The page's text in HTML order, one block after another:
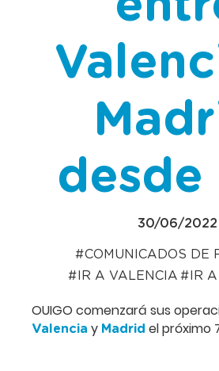
desde
30/06/2022
COMUNICADOS DE
IR A VALENCIA
IR
OUIGO comenzará sus
Valencia y Madrid el próximo